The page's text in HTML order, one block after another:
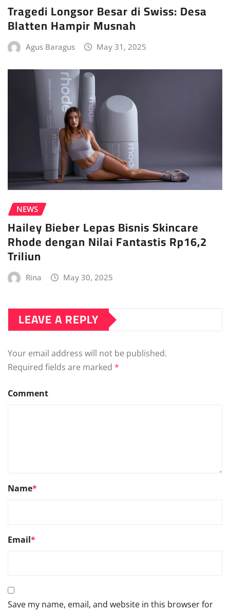
Tragedi Longsor Besar di Swiss: Desa
Blatten Hampir Musnah
Agus Baragus May 31, 2025
NEWS
Hailey Bieber Lepas Bisnis Skincare
Rhode dengan Nilai Fantastis Rp16,2
Triliun
Rina May 30, 2025
LEAVE A REPLY
Your email address will not be published.
Required fields are marked *
Comment
Name*
Email*
Save my name, email, and website in this browser for